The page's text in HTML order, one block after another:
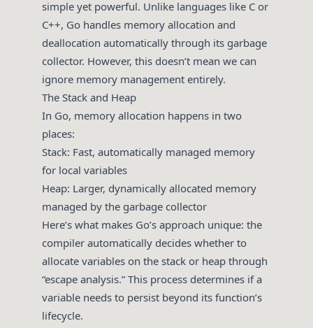
simple yet powerful. Unlike languages like C or
C++, Go handles memory allocation and
deallocation automatically through its garbage
collector. However, this doesn’t mean we can
ignore memory management entirely.
The Stack and Heap
In Go, memory allocation happens in two
places:
Stack: Fast, automatically managed memory
for local variables
Heap: Larger, dynamically allocated memory
managed by the garbage collector
Here’s what makes Go’s approach unique: the
compiler automatically decides whether to
allocate variables on the stack or heap through
“escape analysis.” This process determines if a
variable needs to persist beyond its function’s
lifecycle.